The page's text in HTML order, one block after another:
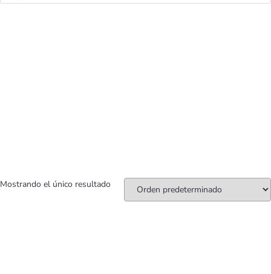
Mostrando el único resultado